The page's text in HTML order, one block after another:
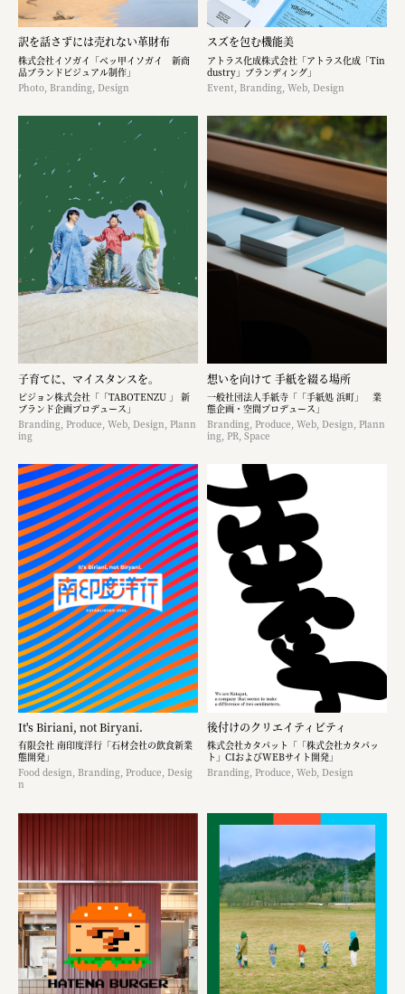
訳を話さずには売れない革財布
株式会社イソガイ「ベッ甲イソガイ 新商
品ブランドビジュアル制作」
Photo, Branding, Design
スズを包む機能美
アトラス化成株式会社「アトラス化成「Tin
dustry」ブランディング」
Event, Branding, Web, Design
子育てに、マイスタンスを。
ピジョン株式会社「「TABOTENZU 」 新
ブランド企画プロデュース」
Branding, Produce, Web, Design, Plann
ing
想いを向けて 手紙を綴る場所
一般社団法人手紙寺「「手紙処 浜町」 業
態企画・空間プロデュース」
Branding, Produce, Web, Design, Plann
ing, PR, Space
It's Biriani, not Biryani.
有限会社 南印度洋行「石材会社の飲食新業
態開発」
Food design, Branding, Produce, Desig
n
後付けのクリエイティビティ
株式会社カタパット「「株式会社カタパッ
ト」CIおよびWEBサイト開発」
Branding, Produce, Web, Design